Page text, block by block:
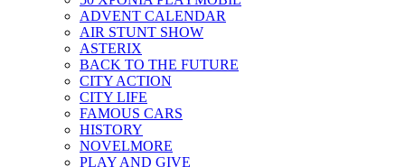
ADVENT CALENDAR
AIR STUNT SHOW
ASTERIX
BACK TO THE FUTURE
CITY ACTION
CITY LIFE
FAMOUS CARS
HISTORY
NOVELMORE
PLAY AND GIVE